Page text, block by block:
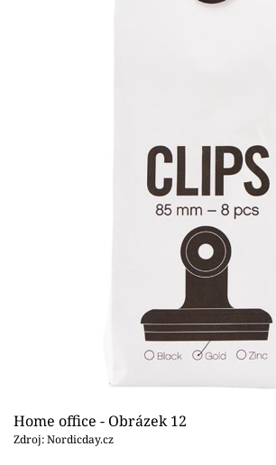
Home office - Obrázek 12
Zdroj: Nordicday.cz